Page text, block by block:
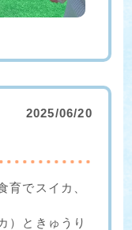
2025/06/20
育でスイカ、
）ときゅうり